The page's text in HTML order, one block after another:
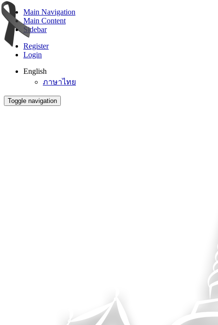
Main Navigation
Main Content
Sidebar
Register
Login
English
ภาษาไทย
Toggle navigation